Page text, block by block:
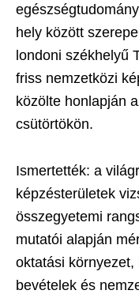
hely között
londoni székhelyű
friss nemzetközi
közölte honlapján
csütörtökön.
Ismertették: a
képzésterületek
összegyetemi
mutatói alapján
oktatási
bevételek és